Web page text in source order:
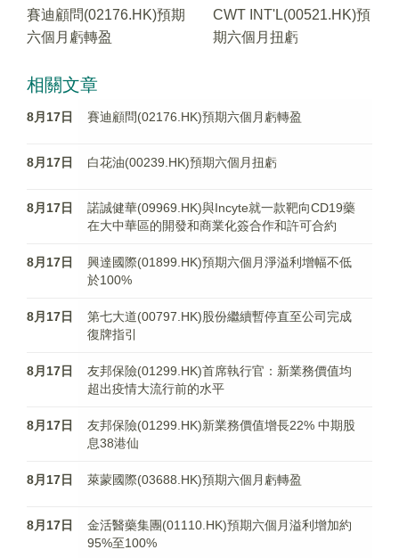
賽迪顧問(02176.HK)預期
六個月虧轉盈
CWT INT'L(00521.HK)預
期六個月扭虧
相關文章
8月17日 賽迪顧問(02176.HK)預期六個月虧轉盈
8月17日 白花油(00239.HK)預期六個月扭虧
8月17日
諾誠健華(09969.HK)與Incyte就一款靶向CD19藥
在大中華區的開發和商業化簽合作和許可合約
8月17日
興達國際(01899.HK)預期六個月淨溢利增幅不低
於100%
8月17日
第七大道(00797.HK)股份繼續暫停直至公司完成
復牌指引
8月17日
友邦保險(01299.HK)首席執行官：新業務價值均
超出疫情大流行前的水平
8月17日
友邦保險(01299.HK)新業務價值增長22% 中期股
息38港仙
8月17日 萊蒙國際(03688.HK)預期六個月虧轉盈
8月17日
金活醫藥集團(01110.HK)預期六個月溢利增加約
95%至100%